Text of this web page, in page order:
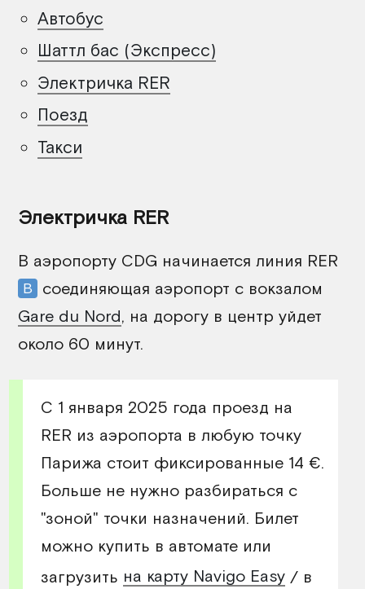
Автобус
Шаттл бас (Экспресс)
Электричка RER
Поезд
Такси
Электричка RER
В аэропорту CDG начинается линия RER
B
соединяющая аэропорт с вокзалом
Gare du Nord, на дорогу в центр уйдет
около 60 минут.
С 1 января 2025 года проезд на
RER из аэропорта в любую точку
Парижа стоит фиксированные 14 €.
Больше не нужно разбираться с
"зоной" точки назначений. Билет
можно купить в автомате или
загрузить на карту Navigo Easy/ в